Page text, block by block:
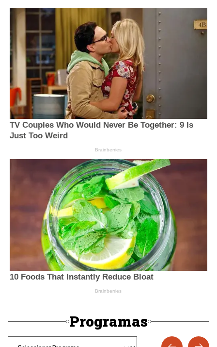
Programas